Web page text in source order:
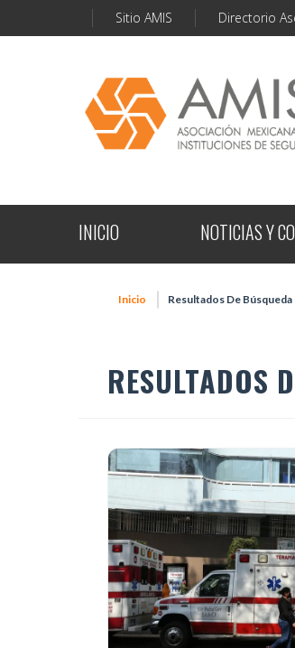
Sitio AMIS Directorio
INICIO NOTICIAS Y
Inicio Resultados De Búsqueda
RESULTADOS